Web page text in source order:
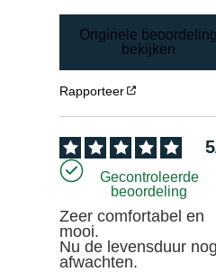
Originele
bekijken
Rapporteer
5
Gecontroleerde
beoordeling
Zeer comfortabel en
mooi.
Nu de levensduur
afwachten.